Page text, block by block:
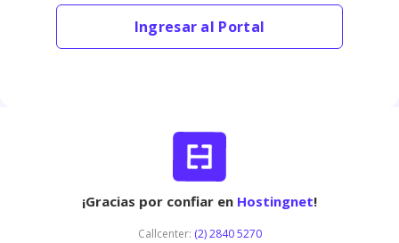
Ingresar al Portal
¡Gracias por confiar en Hostingnet!
Callcenter: (2) 2840 5270